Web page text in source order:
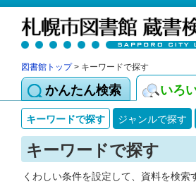
図書館トップ> キーワードで探す
かんたん検索 いろ
キーワードで探す ジャンルで探す
キーワードで探す
くわしい条件を設定して、資料を検索